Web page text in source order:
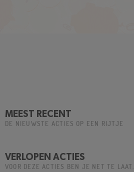
MEEST RECENT
DE NIEUWSTE ACTIES OP EEN RIJTJE
VERLOPEN ACTIES
VOOR DEZE ACTIES BEN JE NET TE LAAT.